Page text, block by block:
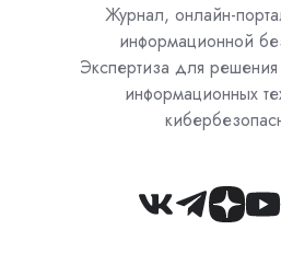
Журнал, онлайн-
информационной
Экспертиза для
информационных